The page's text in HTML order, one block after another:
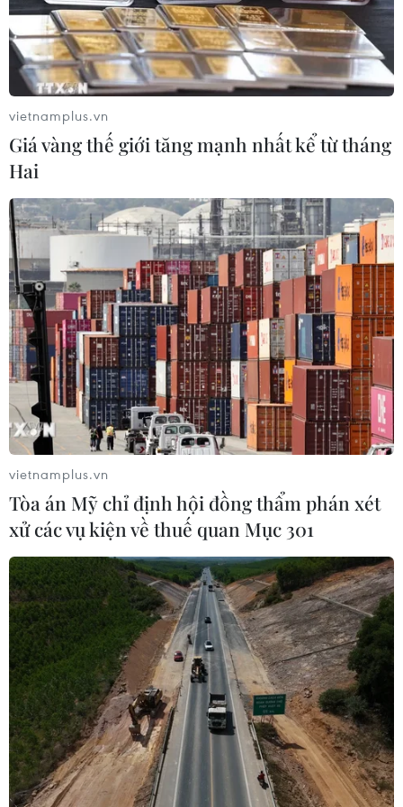
Hà Nội quảng bá tiềm năng đầu tư,
du lịch tới cộng đồng doanh nghiệp
Pháp
Dầu thô chạm đáy ba tuần khi căng
thẳng tại eo biển Hormuz hạ nhiệt
05/08/2026 00:53
Mexico đứng thứ hai thế giới về xuất
khẩu sản phẩm phục vụ AI
05/08/2026 00:11
Thế giới mất hơn 2,6 tỷ thùng dầu kể
từ khi xung đột Mỹ-Iran bùng phát
Xem thêm
CƠ QUAN CHỦ QUẢN: THÔNG TẤN XÃ VIỆT NAM
Tổng Biên tập: TRẦN TIẾN DUẨN
Phó Tổng Biên tập: NGUYỄN THỊ TÁM, KHÚC THANH
THỦY
vietnamplus.vn
Giá vàng thế giới tăng mạnh nhất kể từ tháng
Hai
vietnamplus.vn
Tòa án Mỹ chỉ định hội đồng thẩm phán xét
xử các vụ kiện về thuế quan Mục 301